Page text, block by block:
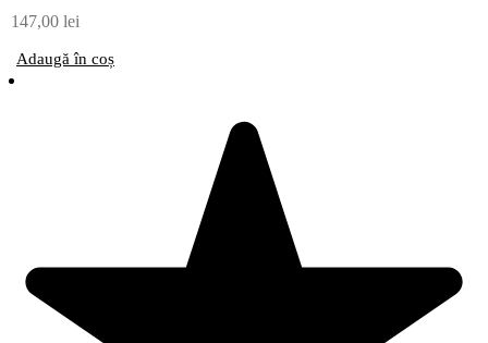
147,00 lei
Adaugă în coș